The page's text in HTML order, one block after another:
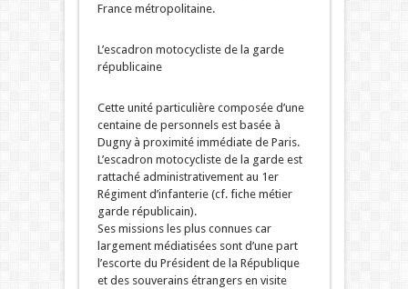
France métropolitaine.
L’escadron motocycliste de la garde
républicaine
Cette unité particulière composée d’une
centaine de personnels est basée à
Dugny à proximité immédiate de Paris.
L’escadron motocycliste de la garde est
rattaché administrativement au 1er
Régiment d’infanterie (cf. fiche métier
garde républicain).
Ses missions les plus connues car
largement médiatisées sont d’une part
l’escorte du Président de la République
et des souverains étrangers en visite